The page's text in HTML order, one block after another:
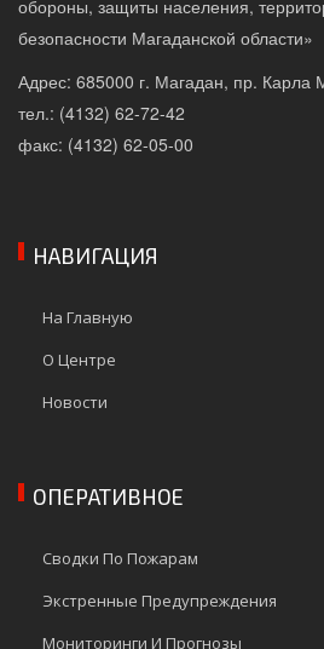
обороны, защиты населения,
безопасности Магаданской области»
Адрес: 685000 г. Магадан, пр. Карла
тел.: (4132) 62-72-42
факс: (4132) 62-05-00
НАВИГАЦИЯ
На Главную
О Центре
Новости
ОПЕРАТИВНОЕ
Сводки По Пожарам
Экстренные Предупреждения
Мониторинги И Прогнозы